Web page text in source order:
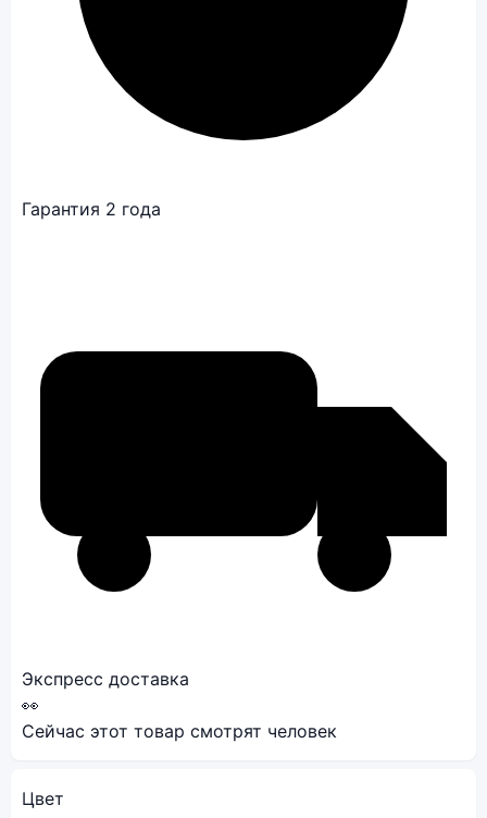
Гарантия 2 года
Экспресс доставка
👀
Сейчас этот товар смотрят человек
Цвет